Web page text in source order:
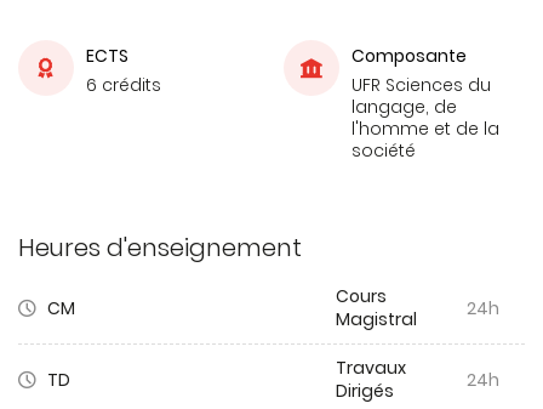
ECTS
6 crédits
Composante
UFR Sciences du
langage, de
l'homme et de la
société
Heures d'enseignement
CM
Cours
Magistral
24h
TD
Travaux
Dirigés
24h